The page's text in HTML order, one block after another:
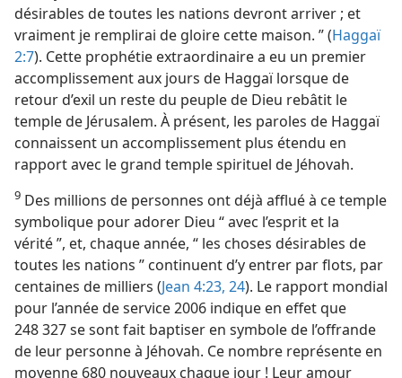
désirables de toutes les nations devront arriver ; et
vraiment je remplirai de gloire cette maison. ” (Haggaï
2:7). Cette prophétie extraordinaire a eu un premier
accomplissement aux jours de Haggaï lorsque de
retour d’exil un reste du peuple de Dieu rebâtit le
temple de Jérusalem. À présent, les paroles de Haggaï
connaissent un accomplissement plus étendu en
rapport avec le grand temple spirituel de Jéhovah.
9 Des millions de personnes ont déjà afflué à ce temple
symbolique pour adorer Dieu “ avec l’esprit et la
vérité ”, et, chaque année, “ les choses désirables de
toutes les nations ” continuent d’y entrer par flots, par
centaines de milliers (Jean 4:23, 24). Le rapport mondial
pour l’année de service 2006 indique en effet que
248 327 se sont fait baptiser en symbole de l’offrande
de leur personne à Jéhovah. Ce nombre représente en
moyenne 680 nouveaux chaque jour ! Leur amour